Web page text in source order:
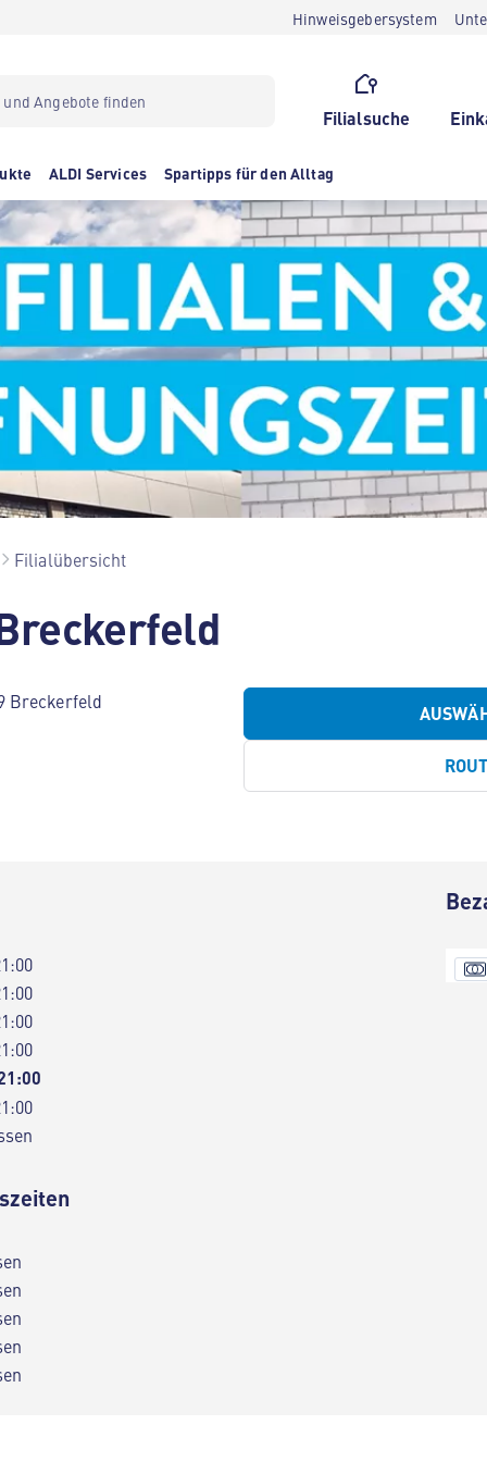
Hinweisgebersystem
Filialsuche
ALDI Services Spartipps für den Alltag
Filialübersicht
Breckerfeld